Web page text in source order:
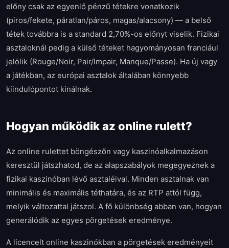
előny csak az egyenlő pénzű tétekre vonatkozik
(piros/fekete, páratlan/páros, magas/alacsony) — a belső
tétek továbbra is a standard 2,70%-os előnyt viselik. Fizikai
asztaloknál pedig a külső téteket hagyományosan franciául
jelölik (Rouge/Noir, Pair/Impair, Manque/Passe). Ha új vagy
a játékban, az európai asztalok általában könnyebb
kiindulópontot kínálnak.
Hogyan működik az online rulett?
Az online rulettet böngészőn vagy kaszinóalkalmazáson
keresztül játszhatod, de az alapszabályok megegyeznek a
fizikai kaszinóban lévő asztaléival. Minden asztalnak van
minimális és maximális téthatára, és az RTP attól függ,
melyik változattal játszol. A fő különbség abban van, hogyan
generálódik az egyes pörgetések eredménye.
A licencelt online kaszinókban a pörgetések eredményeit